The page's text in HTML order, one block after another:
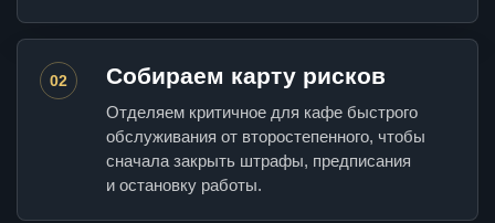
02 Собираем карту рисков
Отделяем критичное для кафе быстрого
обслуживания от второстепенного, чтобы
сначала закрыть штрафы, предписания
и остановку работы.